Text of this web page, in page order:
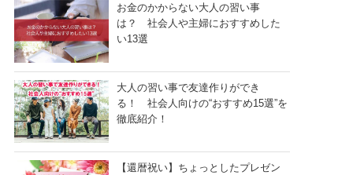
お金のかからない大人の習い事
は？ 社会人や主婦におすすめした
い13選
大人の習い事で友達作りができ
る！ 社会人向けの“おすすめ15選”を
徹底紹介！
【還暦祝い】ちょっとしたプレゼン